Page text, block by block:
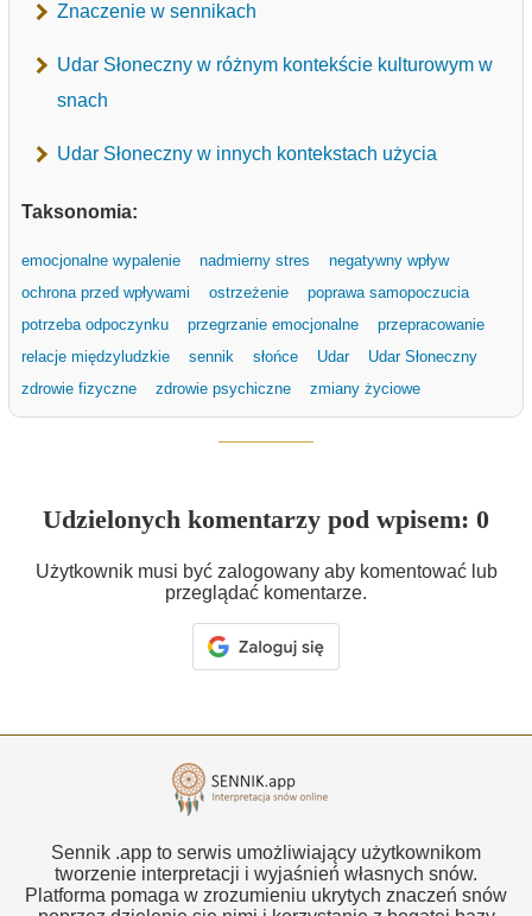
Znaczenie w sennikach
Udar Słoneczny w różnym kontekście kulturowym w
snach
Udar Słoneczny w innych kontekstach użycia
Taksonomia:
emocjonalne wypalenie nadmierny stres
negatywny wpływ
ochrona przed wpływami
ostrzeżenie
poprawa samopoczucia
potrzeba odpoczynku
przegrzanie emocjonalne
przepracowanie
relacje międzyludzkie
sennik słońce Udar
Udar Słoneczny
zdrowie fizyczne
zdrowie psychiczne zmiany życiowe
Udzielonych komentarzy pod wpisem: 0
Użytkownik musi być zalogowany aby komentować lub
przeglądać komentarze.
Sennik .app to serwis umożliwiający użytkownikom
tworzenie interpretacji i wyjaśnień własnych snów.
Platforma pomaga w zrozumieniu ukrytych znaczeń snów